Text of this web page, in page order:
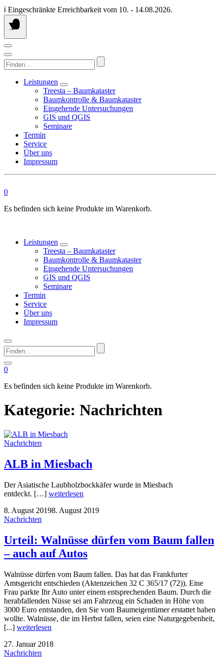
Springen
Sie
zum
ℹ️ Eingeschränkte Erreichbarkeit vom 10. - 14.08.2026.
Finden...
Leistungen
Treesta – Baumkataster
Baumkontrolle & Baumkataster
Eingehende Untersuchungen
GIS und QGIS
Seminare
Termin
Service
Über uns
Impressum
0
Es befinden sich keine Produkte im Warenkorb.
Leistungen
Treesta – Baumkataster
Baumkontrolle & Baumkataster
Eingehende Untersuchungen
GIS und QGIS
Seminare
Termin
Service
Über uns
Impressum
Finden...
0
Es befinden sich keine Produkte im Warenkorb.
Kategorie: Nachrichten
Nachrichten
ALB in Miesbach
Der Asiatische Laubholzbockkäfer wurde in Miesbach
entdeckt. […] weiterlesen
8. August 20198. August 2019
Nachrichten
Urteil: Walnüsse dürfen vom Baum fallen
– auch auf Autos
Walnüsse dürfen vom Baum fallen. Das hat das Frankfurter
Amtsgericht entschieden (Aktenzeichen 32 C 365/17 (72)). Eine
Frau parkte Ihr Auto unter einem entsprechenden Baum. Durch die
herabfallenden Nüsse sei am Fahrzeug ein Schaden in Höhe von
3000 Euro entstanden, den Sie vom Baumeigentümer erstattet haben
wollte. Walnüsse, die im Herbst fallen, seien eine Naturgegebenheit,
[...] weiterlesen
27. Januar 2018
Nachrichten